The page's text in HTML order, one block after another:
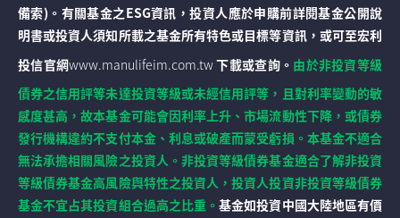
備索)。有關基金之ESG資訊，投資人應於申購前詳閱基金公開說
明書或投資人須知所載之基金所有特色或目標等資訊，或可至宏利
投信官網www.manulifeim.com.tw下載或查詢。 由於非投資等級
債券之信用評等未達投資等級或未經信用評等，且對利率變動的敏
感度甚高，故本基金可能會因利率上升、市場流動性下降，或債券
發行機構違約不支付本金、利息或破產而蒙受虧損。本基金不適合
無法承擔相關風險之投資人。非投資等級債券基金適合了解非投資
等級債券基金高風險與特性之投資人，投資人投資非投資等級債券
基金不宜占其投資組合過高之比重。基金如投資中國大陸地區有價